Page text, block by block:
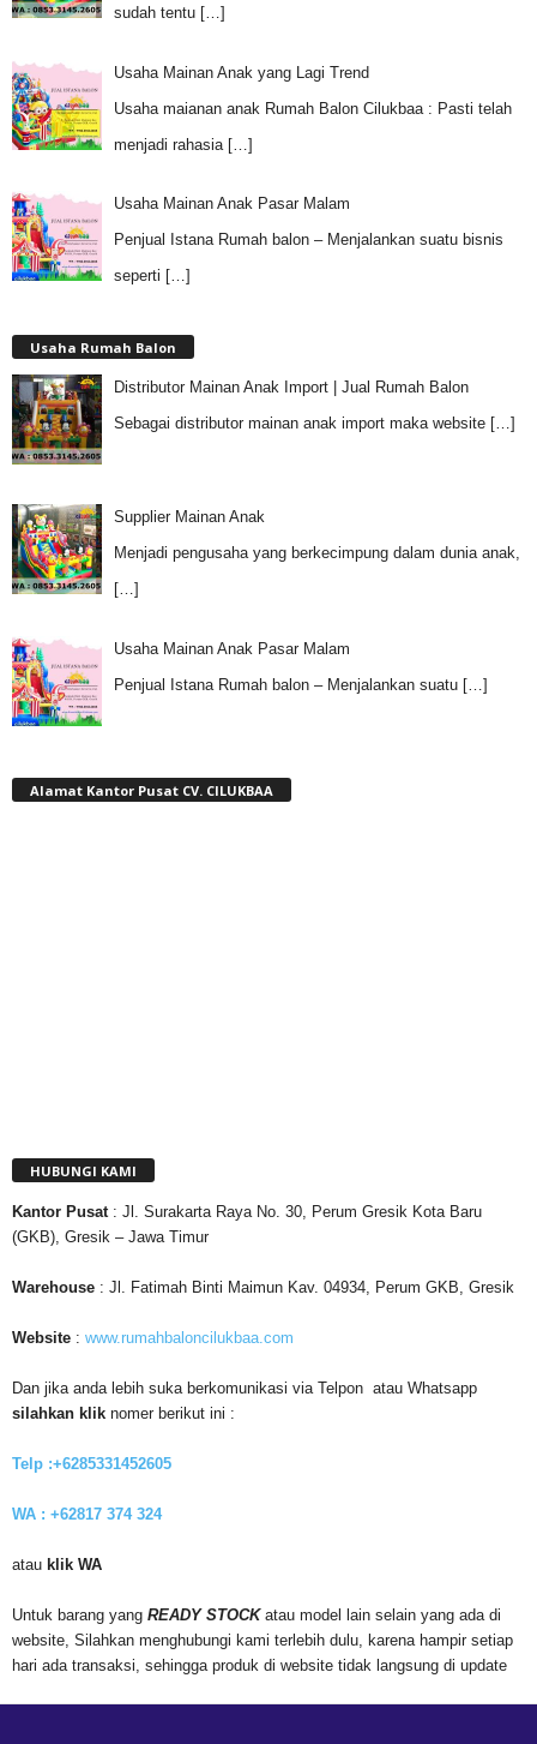
sudah tentu […]
Usaha Mainan Anak yang Lagi Trend
Usaha maianan anak Rumah Balon Cilukbaa : Pasti telah
menjadi rahasia […]
Usaha Mainan Anak Pasar Malam
Penjual Istana Rumah balon – Menjalankan suatu bisnis
seperti […]
Usaha Rumah Balon
Distributor Mainan Anak Import | Jual Rumah Balon
Sebagai distributor mainan anak import maka website […]
Supplier Mainan Anak
Menjadi pengusaha yang berkecimpung dalam dunia anak,
[…]
Usaha Mainan Anak Pasar Malam
Penjual Istana Rumah balon – Menjalankan suatu […]
Alamat Kantor Pusat CV. CILUKBAA
HUBUNGI KAMI
Kantor Pusat: Jl. Surakarta Raya No. 30, Perum Gresik Kota Baru
(GKB), Gresik – Jawa Timur
Warehouse : Jl. Fatimah Binti Maimun Kav. 04934, Perum GKB, Gresik
Website : www.rumahbaloncilukbaa.com
Dan jika anda lebih suka berkomunikasi via Telpon atau Whatsapp
silahkan klik nomer berikut ini :
Telp :+6285331452605
WA : +62817 374 324
atau klik WA
Untuk barang yang READY STOCKatau model lain selain yang ada di
website, Silahkan menghubungi kami terlebih dulu, karena hampir setiap
hari ada transaksi, sehingga produk di website tidak langsung di update